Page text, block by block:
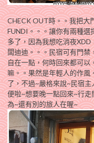
CHECK OUT時。。我把大
FUNDI。。。讓你有兩種
多了，因為我想吃消夜
闆迪迪。。。民宿可有門禁
自在一點，何時回來都可以
嘛。。果然是年輕人的作風
了，不過~嚴格來說~民宿
便啦~想要晚一點回來~行
為~還有別的旅人在喔~